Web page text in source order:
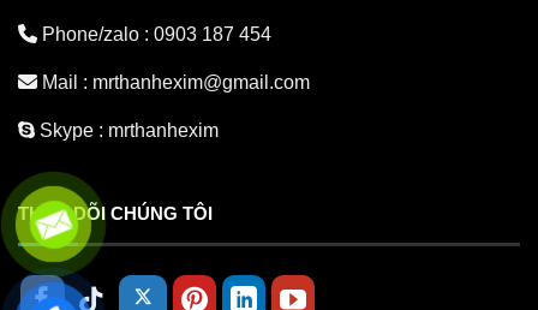
Phone/zalo : 0903 187 454
Mail : mrthanhexim@gmail.com
Skype : mrthanhexim
THEO DÕI CHÚNG TÔI